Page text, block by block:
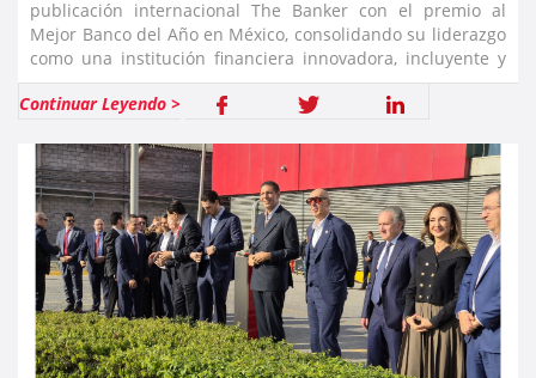
publicación internacional The Banker con el premio al
Mejor Banco del Año en México, consolidando su liderazgo
como una institución financiera innovadora, incluyente y
centrada en el cliente.
Continuar Leyendo >